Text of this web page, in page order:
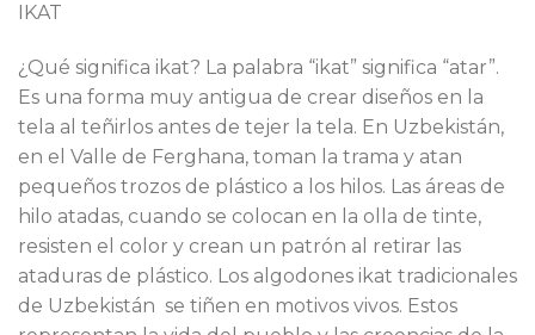
IKAT
¿Qué significa ikat? La palabra “ikat” significa “atar”.
Es una forma muy antigua de crear diseños en la
tela al teñirlos antes de tejer la tela. En Uzbekistán,
en el Valle de Ferghana, toman la trama y atan
pequeños trozos de plástico a los hilos. Las áreas de
hilo atadas, cuando se colocan en la olla de tinte,
resisten el color y crean un patrón al retirar las
ataduras de plástico. Los algodones ikat tradicionales
de Uzbekistán se tiñen en motivos vivos. Estos